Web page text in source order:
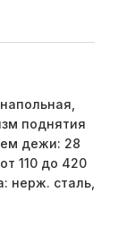
поднятия
дежи: 28
110 до 420
нерж. сталь,